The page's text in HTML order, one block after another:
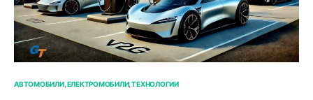
АВТОМОБИЛИ ЕЛЕКТРОМОБИЛИ ТЕХНОЛОГИИ